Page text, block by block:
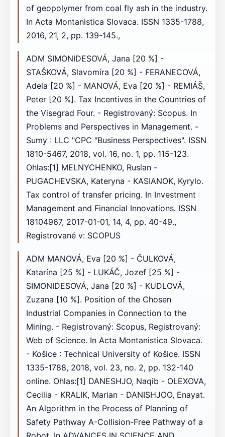
of geopolymer from coal fly ash in the industry.
In Acta Montanistica Slovaca. ISSN 1335-1788,
2016, 21, 2, pp. 139-145.,
ADM SIMONIDESOVÁ, Jana [20 %] -
STAŠKOVÁ, Slavomíra [20 %] - FERANECOVÁ,
Adela [20 %] - MANOVÁ, Eva [20 %] - REMIÁŠ,
Peter [20 %]. Tax Incentives in the Countries of
the Visegrad Four. - Registrovaný: Scopus. In
Problems and Perspectives in Management. -
Sumy : LLC "СPС "Business Perspectives". ISSN
1810-5467, 2018, vol. 16, no. 1, pp. 115-123.
Ohlas:[1] MELNYCHENKO, Ruslan -
PUGACHEVSKA, Kateryna - KASIANOK, Kyrylo.
Tax control of transfer pricing. In Investment
Management and Financial Innovations. ISSN
18104967, 2017-01-01, 14, 4, pp. 40-49.,
Registrované v: SCOPUS
ADM MANOVÁ, Eva [20 %] - ČULKOVÁ,
Katarína [25 %] - LUKÁČ, Jozef [25 %] -
SIMONIDESOVÁ, Jana [20 %] - KUDLOVÁ,
Zuzana [10 %]. Position of the Chosen
Industrial Companies in Connection to the
Mining. - Registrovaný: Scopus, Registrovaný:
Web of Science. In Acta Montanistica Slovaca.
- Košice : Technical University of Košice. ISSN
1335-1788, 2018, vol. 23, no. 2, pp. 132-140
online. Ohlas:[1] DANESHJO, Naqib - OLEXOVA,
Cecilia - KRALIK, Marian - DANISHJOO, Enayat.
An Algorithm in the Process of Planning of
Safety Pathway A-Collision-Free Pathway of a